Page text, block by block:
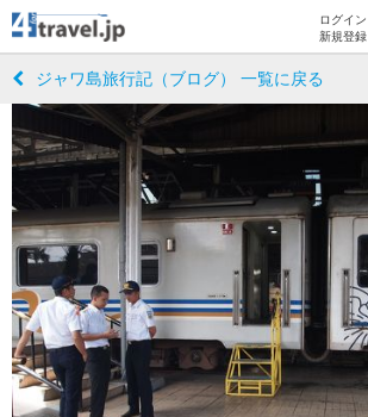
ログイン
新規登録
ジャワ島旅行記（ブログ） 一覧に戻る